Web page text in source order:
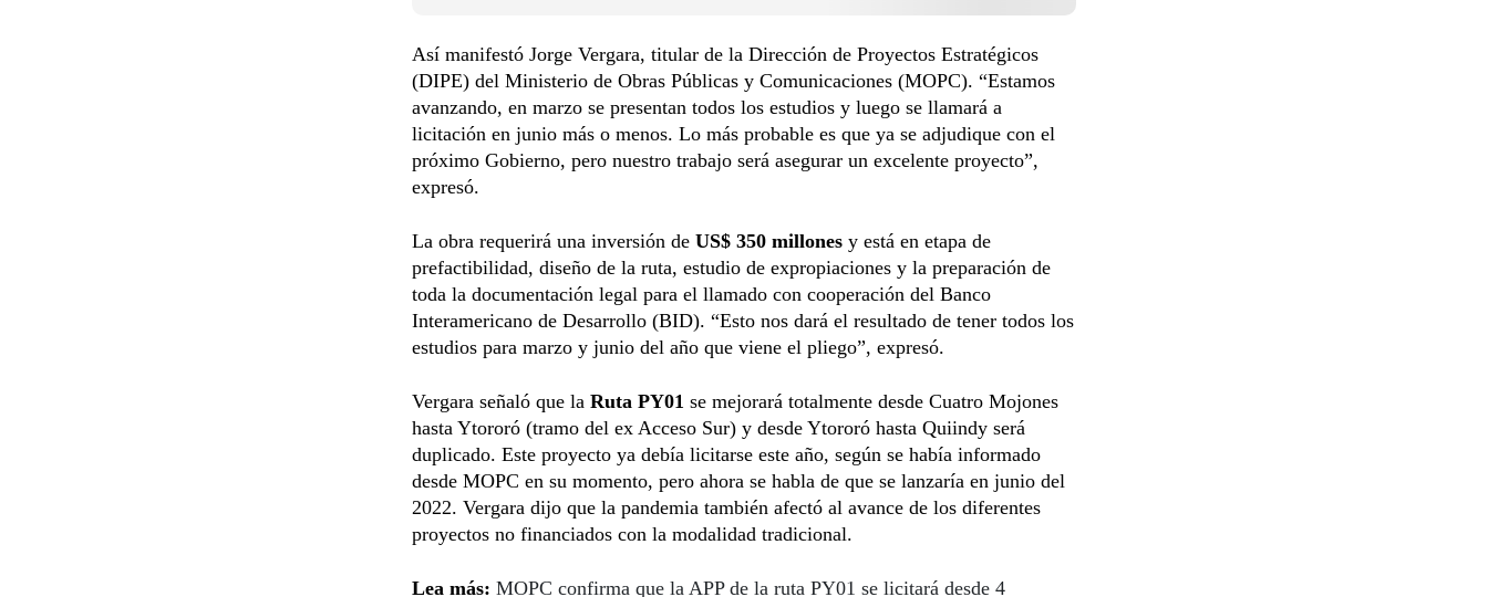
Así manifestó Jorge Vergara, titular de la Dirección de Proyectos Estratégicos
(DIPE) del Ministerio de Obras Públicas y Comunicaciones (MOPC). “Estamos
avanzando, en marzo se presentan todos los estudios y luego se llamará a
licitación en junio más o menos. Lo más probable es que ya se adjudique con el
próximo Gobierno, pero nuestro trabajo será asegurar un excelente proyecto”,
expresó.
La obra requerirá una inversión de US$ 350 millones y está en etapa de
prefactibilidad, diseño de la ruta, estudio de expropiaciones y la preparación de
toda la documentación legal para el llamado con cooperación del Banco
Interamericano de Desarrollo (BID). “Esto nos dará el resultado de tener todos los
estudios para marzo y junio del año que viene el pliego”, expresó.
Vergara señaló que la Ruta PY01 se mejorará totalmente desde Cuatro Mojones
hasta Ytororó (tramo del ex Acceso Sur) y desde Ytororó hasta Quiindy será
duplicado. Este proyecto ya debía licitarse este año, según se había informado
desde MOPC en su momento, pero ahora se habla de que se lanzaría en junio del
2022. Vergara dijo que la pandemia también afectó al avance de los diferentes
proyectos no financiados con la modalidad tradicional.
Lea más: MOPC confirma que la APP de la ruta PY01 se licitará desde 4